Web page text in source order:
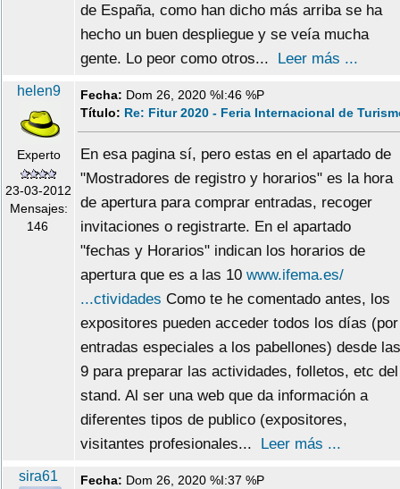
de España, como han dicho más arriba se ha
hecho un buen despliegue y se veía mucha
gente. Lo peor como otros... Leer más ...
helen9
Experto
23-03-2012
Mensajes:
146
Fecha: Dom 26, 2020 %I:46 %P
Título: Re: Fitur 2020 - Feria Internacional de
En esa pagina sí, pero estas en el apartado de
"Mostradores de registro y horarios" es la hora
de apertura para comprar entradas, recoger
invitaciones o registrarte. En el apartado
"fechas y Horarios" indican los horarios de
apertura que es a las 10 www.ifema.es/
...ctividades Como te he comentado antes, los
expositores pueden acceder todos los días (por
entradas especiales a los pabellones) desde las
9 para preparar las actividades, folletos, etc del
stand. Al ser una web que da información a
diferentes tipos de publico (expositores,
visitantes profesionales... Leer más ...
sira61 Fecha: Dom 26, 2020 %I:37 %P